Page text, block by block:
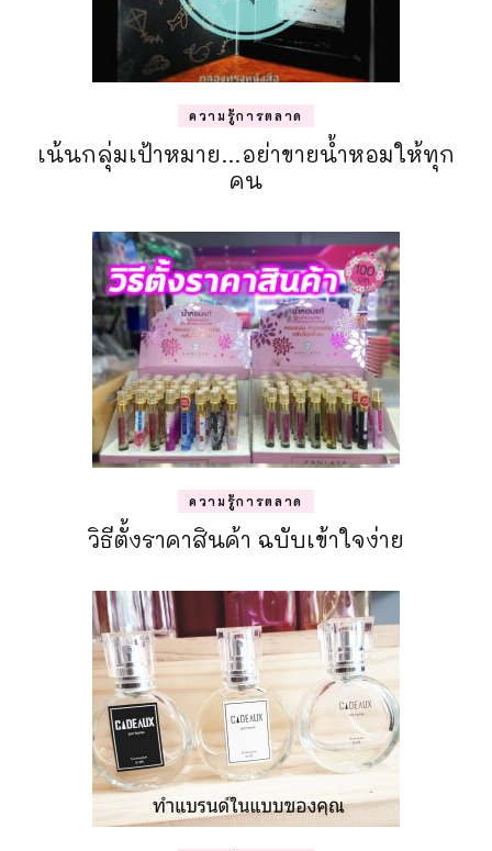
ความรู้การตลาด
เน้นกลุ่มเป้าหมาย…อย่าขายน้ำหอมให้ทุก
คน
ความรู้การตลาด
วิธีตั้งราคาสินค้า ฉบับเข้าใจง่าย